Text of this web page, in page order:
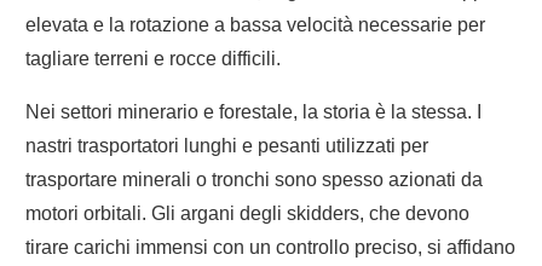
elevata e la rotazione a bassa velocità necessarie per
tagliare terreni e rocce difficili.
Nei settori minerario e forestale, la storia è la stessa. I
nastri trasportatori lunghi e pesanti utilizzati per
trasportare minerali o tronchi sono spesso azionati da
motori orbitali. Gli argani degli skidders, che devono
tirare carichi immensi con un controllo preciso, si affidano